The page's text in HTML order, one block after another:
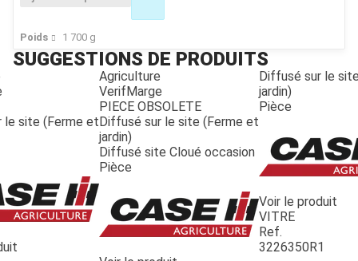
Poids 1 700 g
SUGGESTIONS DE PRODUITS
le site (Ferme et
Agriculture
VerifMarge
PIECE OBSOLETE
Diffusé sur le site (Ferme et
jardin)
Diffusé site Cloué occasion
Pièce
Diffusé sur le
jardin)
Pièce
Voir le produit
VITRE
Ref.
3226350R1